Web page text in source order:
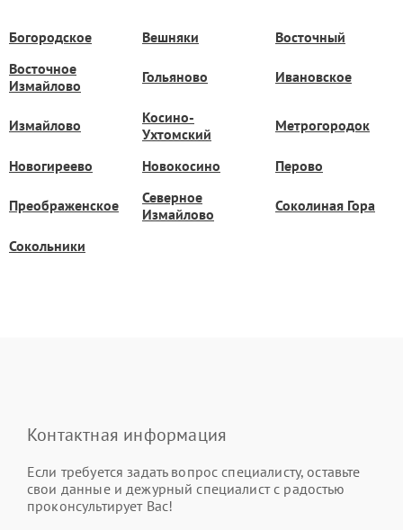
Богородское Вешняки
Восточный
Восточное
Измайлово
Гольяново Ивановское
Измайлово
Косино-
Ухтомский
Метрогородок
Новогиреево Новокосино Перово
Преображенское
Северное
Измайлово
Соколиная Гора
Сокольники
Контактная информация
Если требуется задать вопрос специалисту, оставьте
свои данные и дежурный специалист с радостью
проконсультирует Вас!